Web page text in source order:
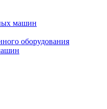
машин
оборудования